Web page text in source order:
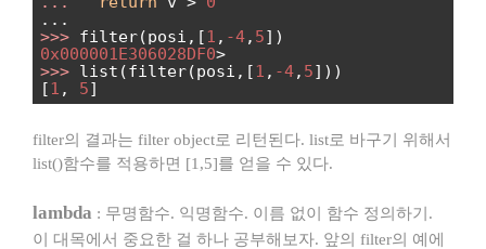
...
>>> filter(posi,[1 , -4, 5])
0x000001E306028DF0>
>>> list(filter(posi,[1 , -4, 5]))
[1 , 5]
filter의 결과는 filter object로 리턴된다. list로 바구기 위해서
list()함수를 적용하면 [1,5]를 얻을 수 있다.
lambda : 무명함수. 익명함수. 이름 없이 함수 정의하기.
이 대목에서 중요한 걸 하나 공부해보자. 앞의 filter의 예에